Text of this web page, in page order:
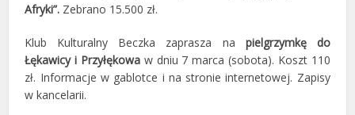
Afryki”. Zebrano 15.500 zł.
Klub Kulturalny Beczka zaprasza na pielgrzymkę do
Łękawicy i Przyłękowaw dniu 7 marca (sobota). Koszt 110
zł. Informacje w gablotce i na stronie internetowej. Zapisy
w kancelarii.